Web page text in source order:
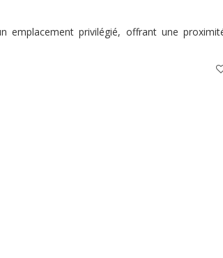
emplacement privilégié, offrant une